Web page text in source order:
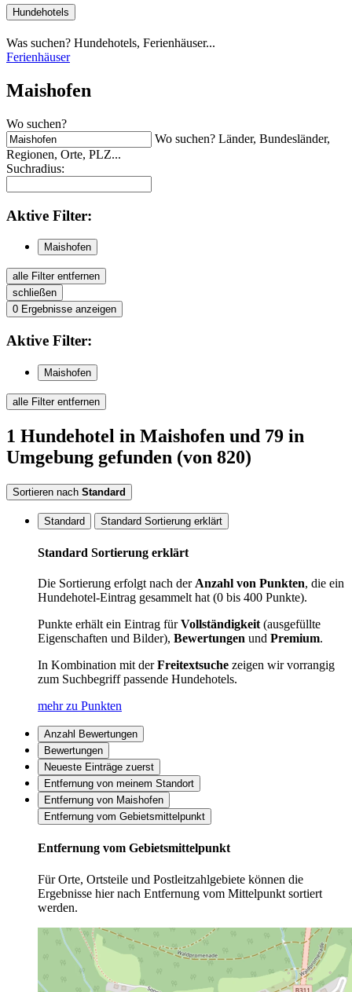
Hundehotels
Was suchen? Hundehotels, Ferienhäuser...
Ferienhäuser
Maishofen
Wo suchen?
Wo suchen? Länder, Bundesländer,
Regionen, Orte, PLZ...
Suchradius:
Aktive Filter:
Maishofen
alle Filter entfernen
schließen
0 Ergebnisse anzeigen
Aktive Filter:
Maishofen
alle Filter entfernen
1 Hundehotel in Maishofen und 79 in
Umgebung gefunden (von 820)
Sortieren nach Standard
Standard Standard Sortierung erklärt
Standard Sortierung erklärt
Die Sortierung erfolgt nach der Anzahl von Punkten, die ein
Hundehotel-Eintrag gesammelt hat (0 bis 400 Punkte).
Punkte erhält ein Eintrag fürVollständigkeit (ausgefüllte
Eigenschaften und Bilder), Bewertungen und Premium.
In Kombination mit derFreitextsuche zeigen wir vorrangig
zum Suchbegriff passende Hundehotels.
mehr zu Punkten
Anzahl Bewertungen
Bewertungen
Neueste Einträge zuerst
Entfernung von meinem Standort
Entfernung von Maishofen
Entfernung vom Gebietsmittelpunkt
Entfernung vom Gebietsmittelpunkt
Für Orte, Ortsteile und Postleitzahlgebiete können die
Ergebnisse hier nach Entfernung vom Mittelpunkt sortiert
werden.